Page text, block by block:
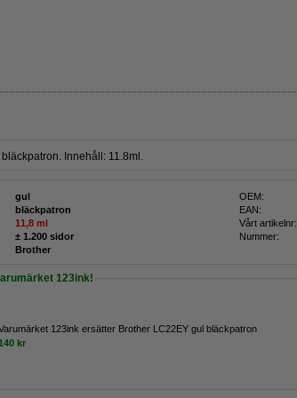
Innehåll: 11.8ml.
gul OEM:
bläckpatron EAN:
11,8 ml Vårt artikelnr:
± 1.200 sidor Nummer:
Brother
123ink!
123ink ersätter Brother LC22EY gul bläckpatron
kr